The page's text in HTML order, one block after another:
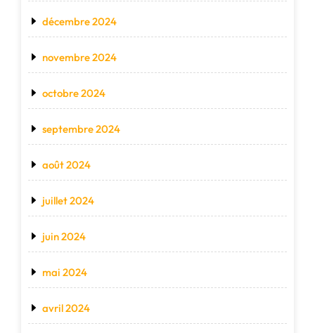
décembre 2024
novembre 2024
octobre 2024
septembre 2024
août 2024
juillet 2024
juin 2024
mai 2024
avril 2024